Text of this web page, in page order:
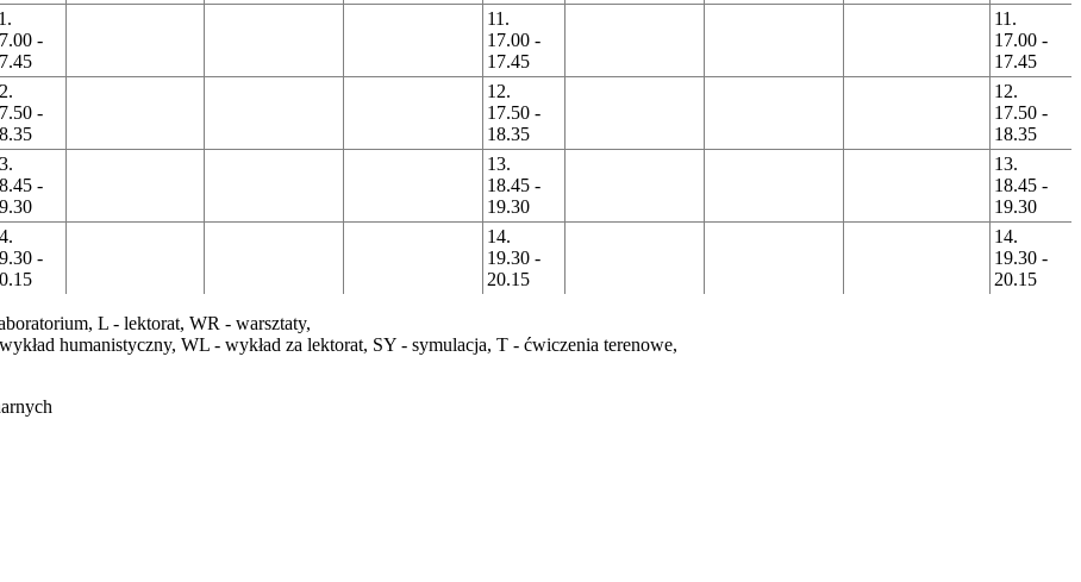
-
11.
17.00 -
17.45
11.
17.00 -
17.45
-
12.
17.50 -
18.35
12.
17.50 -
18.35
-
13.
18.45 -
19.30
13.
18.45 -
19.30
-
14.
19.30 -
20.15
14.
19.30 -
20.15
L - lektorat, WR - warsztaty,
humanistyczny, WL - wykład za lektorat, SY - symulacja, T - ćwiczenia terenowe,